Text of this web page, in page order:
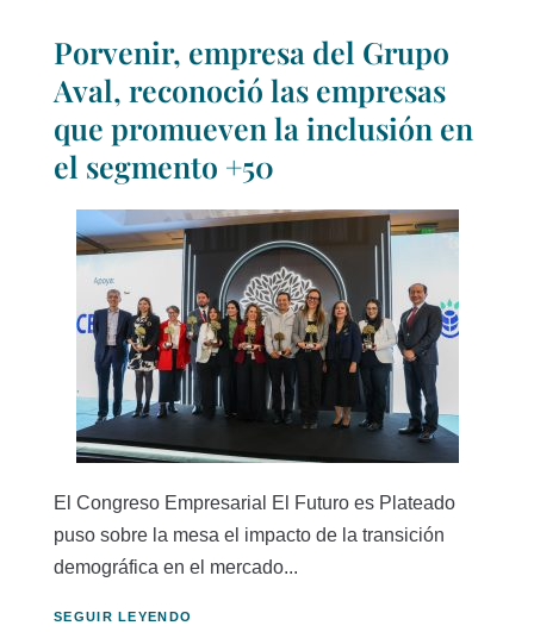
Porvenir, empresa del Grupo
Aval, reconoció las empresas
que promueven la inclusión en
el segmento +50
El Congreso Empresarial El Futuro es Plateado
puso sobre la mesa el impacto de la transición
demográfica en el mercado...
SEGUIR LEYENDO